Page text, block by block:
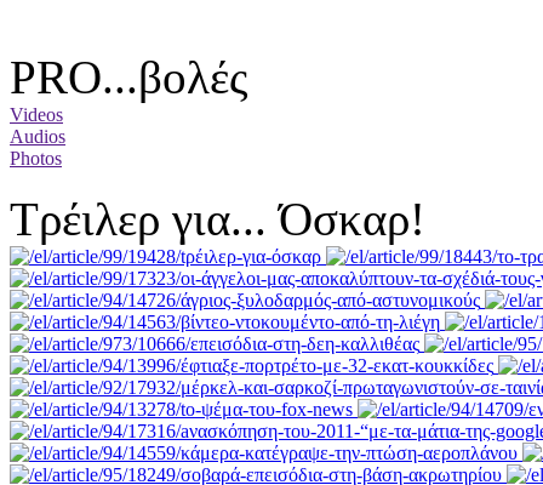
PRO...βολές
Videos
Audios
Photos
Tρέιλερ για... Όσκαρ!